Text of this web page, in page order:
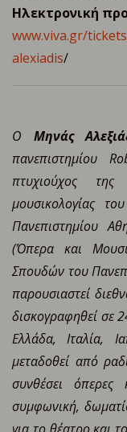
Ηλεκτρονική
www.viva.gr/
alexiadis/
Ο Mηνάς
πανεπιστημίου
πτυχιούχος
μουσικολογίας
Πανεπιστημίου
(Όπερα και
Σπουδών του
παρουσιαστεί
δισκογραφηθεί σε
Ελλάδα, Ιταλία,
μεταδοθεί από
συνθέσει όπερες
συμφωνική,